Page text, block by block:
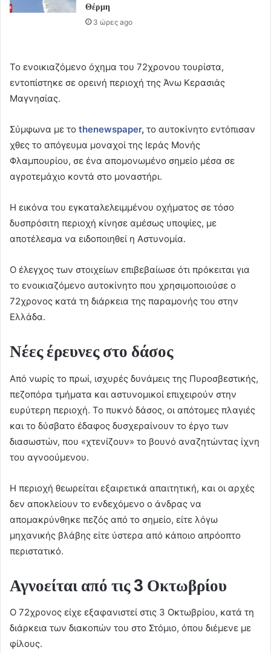
Θέρμη
3 ώρες ago
Το ενοικιαζόμενο όχημα του 72χρονου τουρίστα,
εντοπίστηκε σε ορεινή περιοχή της Άνω Κερασιάς
Μαγνησίας.
Σύμφωνα με το thenewspaper, το αυτοκίνητο εντόπισαν
χθες το απόγευμα μοναχοί της Ιεράς Μονής
Φλαμπουρίου, σε ένα απομονωμένο σημείο μέσα σε
αγροτεμάχιο κοντά στο μοναστήρι.
Η εικόνα του εγκαταλελειμμένου οχήματος σε τόσο
δυσπρόσιτη περιοχή κίνησε αμέσως υποψίες, με
αποτέλεσμα να ειδοποιηθεί η Αστυνομία.
Ο έλεγχος των στοιχείων επιβεβαίωσε ότι πρόκειται για
το ενοικιαζόμενο αυτοκίνητο που χρησιμοποιούσε ο
72χρονος κατά τη διάρκεια της παραμονής του στην
Ελλάδα.
Νέες έρευνες στο δάσος
Από νωρίς το πρωί, ισχυρές δυνάμεις της Πυροσβεστικής,
πεζοπόρα τμήματα και αστυνομικοί επιχειρούν στην
ευρύτερη περιοχή. Το πυκνό δάσος, οι απότομες πλαγιές
και το δύσβατο έδαφος δυσχεραίνουν το έργο των
διασωστών, που «χτενίζουν» το βουνό αναζητώντας ίχνη
του αγνοούμενου.
Η περιοχή θεωρείται εξαιρετικά απαιτητική, και οι αρχές
δεν αποκλείουν το ενδεχόμενο ο άνδρας να
απομακρύνθηκε πεζός από το σημείο, είτε λόγω
μηχανικής βλάβης είτε ύστερα από κάποιο απρόοπτο
περιστατικό.
Αγνοείται από τις 3 Οκτωβρίου
Ο 72χρονος είχε εξαφανιστεί στις 3 Οκτωβρίου, κατά τη
διάρκεια των διακοπών του στο Στόμιο, όπου διέμενε με
φίλους.